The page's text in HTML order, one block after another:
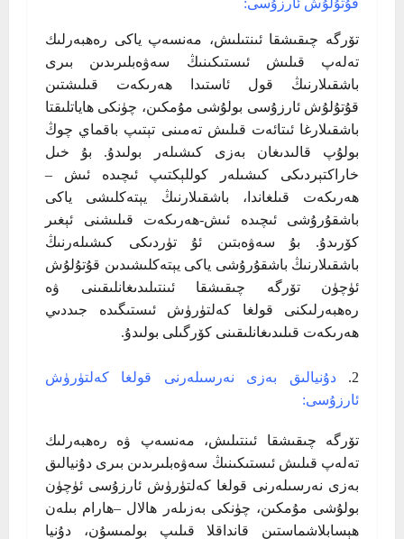
تۆرگە چىقىشقا ئىنتىلىش، مەنسەپ ياكى رەھبەرلىك
تەلەپ قىلىش ئىستىكىنىڭ سەۋەبلىرىدىن بىرى
باشقىلارنىڭ قول ئاستىدا ھەرىكەت قىلىشتىن
قۇتۇلۇش ئارزۇسى بولۇشى مۇمكىن، چۈنكى ھاياتلىقتا
باشقىلارغا ئىتائەت قىلىش تەمىنى تېتىپ باقماي چوڭ
بولۇپ قالىدىغان بەزى كىشىلەر بولىدۇ. بۇ خىل
خاراكتېردىكى كىشىلەر كوللېكتىپ ئىچىدە ئىش –
ھەرىكەت قىلغاندا، باشقىلارنىڭ يېتەكلىشى ياكى
باشقۇرۇشى ئىچىدە ئىش-ھەرىكەت قىلىشنى ئېغىر
كۆرىدۇ. بۇ سەۋەبتىن ئۇ تۈردىكى كىشىلەرنىڭ
باشقىلارنىڭ باشقۇرۇشى ياكى يېتەكلىشىدىن قۇتۇلۇش
ئۈچۈن تۆرگە چىقىشقا ئىنتىلىدىغانلىقىنى ۋە
رەھبەرلىكنى قولغا كەلتۈرۈش ئىستىگىدە جىددىي
ھەرىكەت قىلىدىغانلىقىنى كۆرگىلى بولىدۇ.
دۇنيالىق بەزى نەرسىلەرنى قولغا كەلتۈرۈش
ئارزۇسى:
تۆرگە چىقىشقا ئىنتىلىش، مەنسەپ ۋە رەھبەرلىك
تەلەپ قىلىش ئىستىكىنىڭ سەۋەبلىرىدىن بىرى دۇنيالىق
بەزى نەرسىلەرنى قولغا كەلتۈرۈش ئارزۇسى ئۈچۈن
بولۇشى مۇمكىن، چۈنكى بەزىلەر ھالال –ھارام بىلەن
ھېسابلاشماستىن قانداقلا قىلىپ بولمىسۇن، دۇنيا